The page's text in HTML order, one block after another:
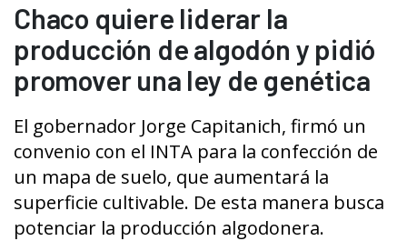
Chaco quiere liderar la
producción de algodón y pidió
promover una ley de genética
El gobernador Jorge Capitanich, firmó un
convenio con el INTA para la confección de
un mapa de suelo, que aumentará la
superficie cultivable. De esta manera busca
potenciar la producción algodonera.